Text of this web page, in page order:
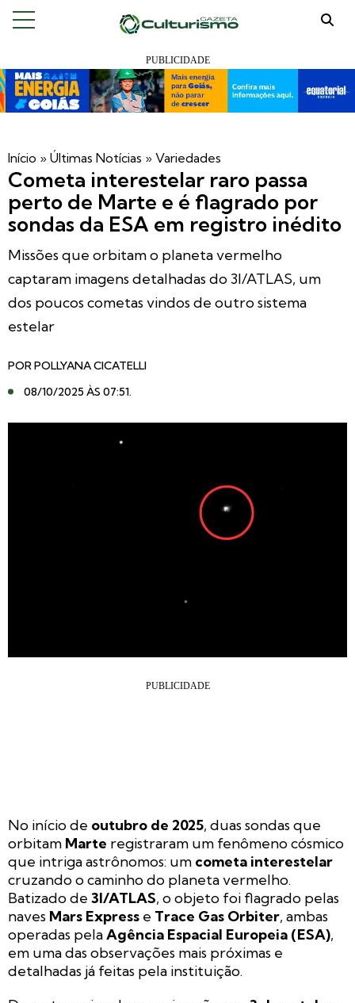
Início » Últimas Notícias » Variedades
Cometa interestelar raro passa
perto de Marte e é flagrado por
sondas da ESA em registro inédito
Missões que orbitam o planeta vermelho
captaram imagens detalhadas do 3I/ATLAS, um
dos poucos cometas vindos de outro sistema
estelar
PORPOLLYANA CICATELLI
08/10/2025 ÀS 07:51.
No início de outubro de 2025, duas sondas que
orbitam Marte registraram um fenômeno cósmico
que intriga astrônomos: um cometa interestelar
cruzando o caminho do planeta vermelho.
Batizado de 3I/ATLAS, o objeto foi flagrado pelas
naves Mars Express e Trace Gas Orbiter, ambas
operadas pelaAgência Espacial Europeia (ESA),
em uma das observações mais próximas e
detalhadas já feitas pela instituição.